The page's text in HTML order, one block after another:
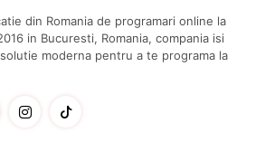
din Romania de programari online la
in Bucuresti, Romania, compania isi
moderna pentru a te programa la